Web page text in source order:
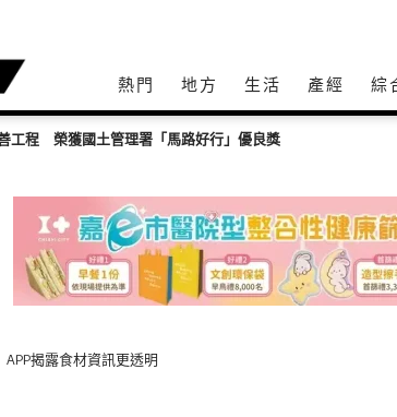
熱門 地方 生活 產經 綜
聯展倒數2天 黃敏惠邀民眾走進嘉義感受生活美學
揭露食材資訊更透明